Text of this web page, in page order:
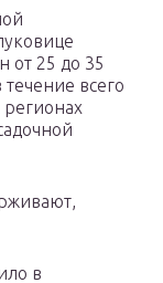
от 25 до 35
всего
в